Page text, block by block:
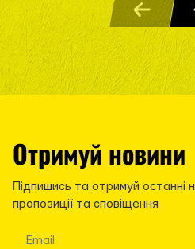
Отримуй новини
Підпишись та отримуй останні
пропозиції та сповіщення